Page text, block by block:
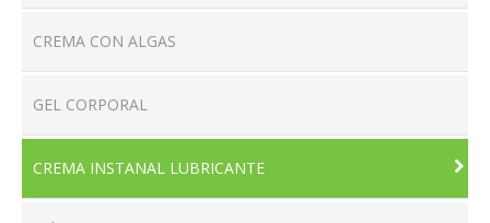
CONTACTO
CREMA CON ALGAS
GEL CORPORAL
CREMA INSTANAL LUBRICANTE